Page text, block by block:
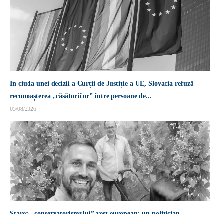
În ciuda unei decizii a Curții de Justiție a UE, Slovacia refuză
recunoașterea „căsătoriilor” între persoane de...
05/08/2026